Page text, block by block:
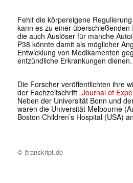
Fehlt die körpereigene
kann es zu einer
die auch Auslöser für manche
P38 könnte damit als möglicher
Entwicklung von Medikamenten
entzündliche Erkrankungen dienen.
Die Forscher veröffentlichten ihre
der Fachzeitschrift „Journal of
Neben der Universität Bonn und
waren die Universität Melbourne
Boston Children’s Hospital (USA)
© |transkript.de